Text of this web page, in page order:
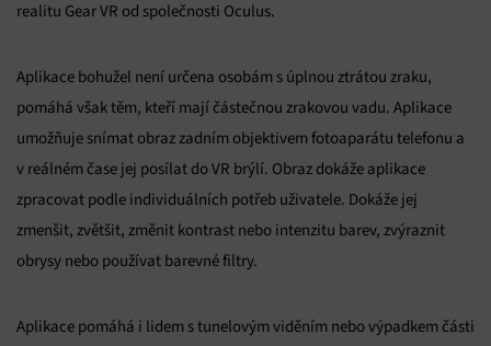
realitu Gear VR od společnosti Oculus.
Aplikace bohužel není určena osobám s úplnou ztrátou zraku,
pomáhá však těm, kteří mají částečnou zrakovou vadu. Aplikace
umožňuje snímat obraz zadním objektivem fotoaparátu telefonu a
v reálném čase jej posílat do VR brýlí. Obraz dokáže aplikace
zpracovat podle individuálních potřeb uživatele. Dokáže jej
zmenšit, zvětšit, změnit kontrast nebo intenzitu barev, zvýraznit
obrysy nebo používat barevné filtry.
Aplikace pomáhá i lidem s tunelovým viděním nebo výpadkem části